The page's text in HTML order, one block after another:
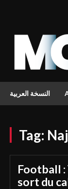
النسخة العربية
Tag:
Football :
sort du